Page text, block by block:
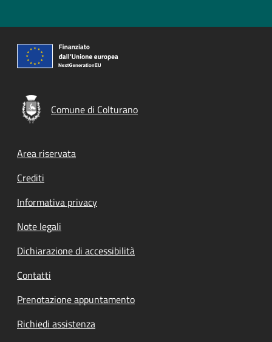
Comune di Colturano
Footer menu
Area riservata
Crediti
Informativa privacy
Note legali
Dichiarazione di accessibilità
Contatti
Prenotazione appuntamento
Richiedi assistenza